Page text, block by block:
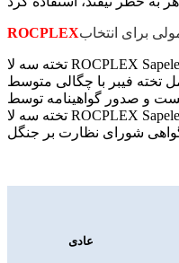
ROCPLEX
تخته سه لا ROCPLEX Sapele یک ماده ورقه ای است که از لایه های نازک یا "لایه" روکش چوبی ساخته می شود که با لایه های مجاور که دانه های چوب آنها تا 90 درجه به یکدیگر می چرخد، به هم چسبیده اند.
عادی